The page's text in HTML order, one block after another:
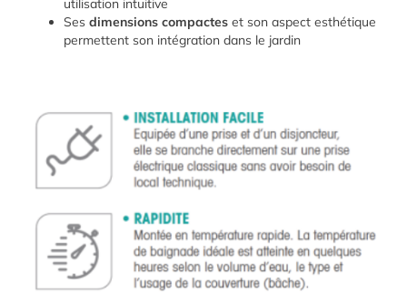
utilisation intuitive
Ses dimensions compactes et son aspect esthétique
permettent son intégration dans le jardin